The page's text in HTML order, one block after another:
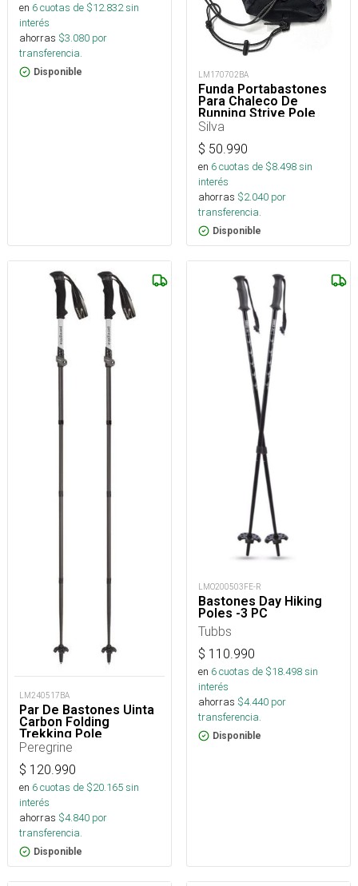
en 6cuotas de $12.832sin
interés
ahorras $3.080 por
transferencia.
Disponible LM170702BA
Funda Portabastones
Para Chaleco De
Running Strive Pole
Quiver
Silva
$ 50.990
en 6cuotas de $8.498sin
interés
ahorras $2.040 por
transferencia.
Disponible
LM240517BA
Par De Bastones Uinta
Carbon Folding
Trekking Pole
Peregrine
$ 120.990
en 6cuotas de $20.165sin
interés
ahorras $4.840 por
transferencia.
Disponible
LMO200503FE-R
Bastones Day Hiking
Poles -3 PC
Tubbs
$ 110.990
en 6cuotas de $18.498sin
interés
ahorras $4.440 por
transferencia.
Disponible